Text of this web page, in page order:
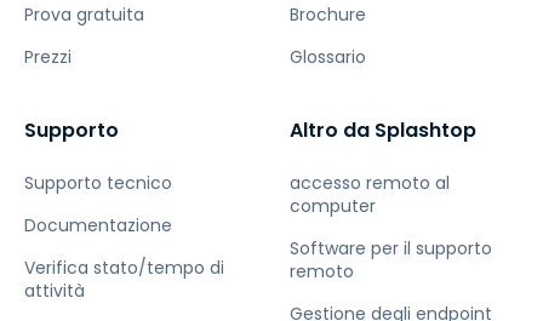
Prova gratuita
Prezzi
Brochure
Glossario
Supporto
Supporto tecnico
Documentazione
Verifica stato/tempo di
attività
Altro da Splashtop
accesso remoto al
computer
Software per il supporto
remoto
Gestione degli endpoint